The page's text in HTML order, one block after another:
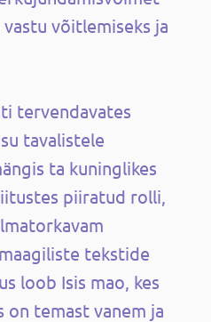
võitlemiseks ja
tervendavates
tavalistele
ta kuninglikes
piiratud rolli,
tekstide
loob Isis mao, kes
on temast vanem ja